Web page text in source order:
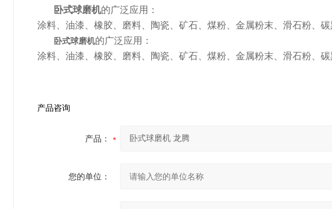
卧式球磨机的广泛应用：
涂料、油漆、橡胶、磨料、陶瓷、矿石、煤粉、金属粉末、滑石粉、
卧式球磨机的广泛应用：
涂料、油漆、橡胶、磨料、陶瓷、矿石、煤粉、金属粉末、滑石粉、
产品咨询
产品：
您的单位：